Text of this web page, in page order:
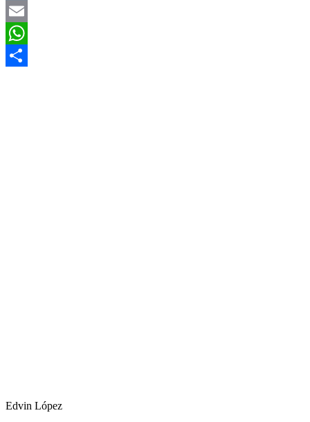
Twitter
Email
WhatsApp
Edvin López